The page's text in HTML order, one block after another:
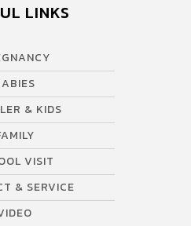
LINKS
& KIDS
VISIT
& SERVICE